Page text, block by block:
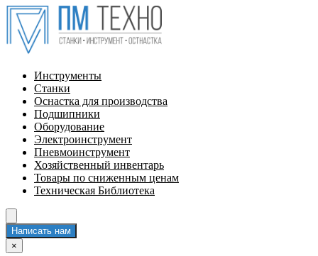
Инструменты
Станки
Оснастка для производства
Подшипники
Оборудование
Электроинструмент
Пневмоинструмент
Хозяйственный инвентарь
Товары по сниженным ценам
Техническая Библиотека
Написать нам
×